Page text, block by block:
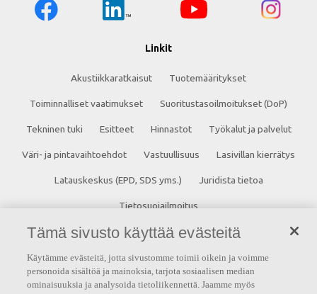
Linkit
Akustiikkaratkaisut Tuotemääritykset
Toiminnalliset vaatimukset Suoritustasoilmoitukset (DoP)
Tekninen tuki Esitteet Hinnastot Työkalut ja palvelut
Väri- ja pintavaihtoehdot Vastuullisuus Lasivillan kierrätys
Latauskeskus (EPD, SDS yms.) Juridista tietoa
Tietosuojailmoitus
Ota yhteyttä
Saint-Gobain Finland Oy
Strömberginkuja 2, 00380 Helsinki
Tämä sivusto käyttää evästeitä
Käytämme evästeitä, jotta sivustomme toimii oikein ja voimme
personoida sisältöä ja mainoksia, tarjota sosiaalisen median
ominaisuuksia ja analysoida tietoliikennettä. Jaamme myös